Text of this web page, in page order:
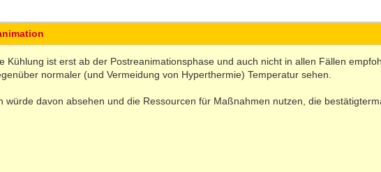
Kühlung ist erst ab der Postreanimationsphase und auch nicht in allen Fällen
normaler (und Vermeidung von Hyperthermie) Temperatur sehen.
würde davon absehen und die Ressourcen für Maßnahmen nutzen, die